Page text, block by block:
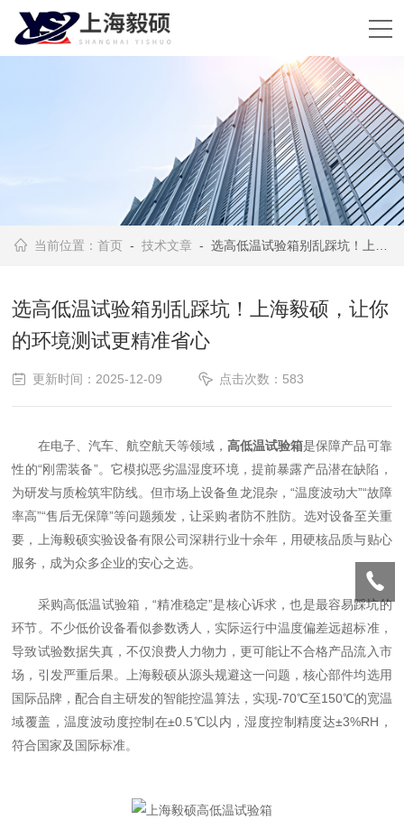
当前位置：首页 -技术文章 - 选高低温试验箱别乱踩坑！上海毅硕，让你的环境测试更精准省心
选高低温试验箱别乱踩坑！上海毅硕，让你
的环境测试更精准省心
更新时间：2025-12-09 点击次数：583
在电子、汽车、航空航天等领域，高低温试验箱是保障产品可靠
性的“刚需装备”。它模拟恶劣温湿度环境，提前暴露产品潜在缺陷，
为研发与质检筑牢防线。但市场上设备鱼龙混杂，“温度波动大”“故障
率高”“售后无保障”等问题频发，让采购者防不胜防。选对设备至关重
要，上海毅硕实验设备有限公司深耕行业十余年，用硬核品质与贴心
服务，成为众多企业的安心之选。
采购高低温试验箱，“精准稳定”是核心诉求，也是最容易踩坑的
环节。不少低价设备看似参数诱人，实际运行中温度偏差远超标准，
导致试验数据失真，不仅浪费人力物力，更可能让不合格产品流入市
场，引发严重后果。上海毅硕从源头规避这一问题，核心部件均选用
国际品牌，配合自主研发的智能控温算法，实现-70℃至150℃的宽温
域覆盖，温度波动度控制在±0.5℃以内，湿度控制精度达±3%RH，
符合国家及国际标准。